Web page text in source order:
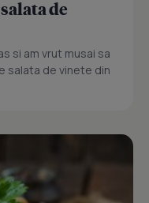
de
si am vrut musai sa
salata de vinete din